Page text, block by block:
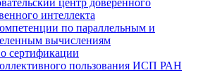
центр доверенного
интеллекта
по параллельным и
вычислениям
сертификации
пользования ИСП РАН